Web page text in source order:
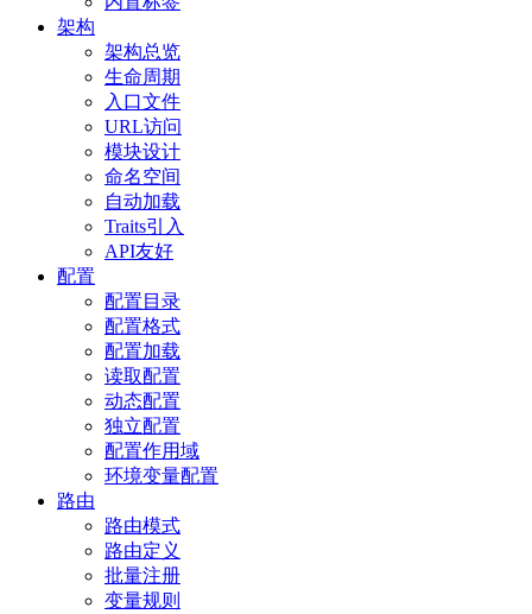
架构
架构总览
生命周期
入口文件
URL访问
模块设计
命名空间
自动加载
Traits引入
API友好
配置
配置目录
配置格式
配置加载
读取配置
动态配置
独立配置
配置作用域
环境变量配置
路由
路由模式
路由定义
批量注册
变量规则